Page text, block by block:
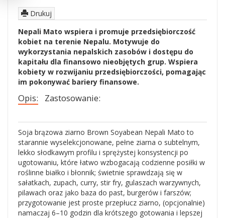
Drukuj
Nepali Mato wspiera i promuje przedsiębiorczość
kobiet na terenie Nepalu. Motywuje do
wykorzystania nepalskich zasobów i dostępu do
kapitału dla finansowo nieobjętych grup. Wspiera
kobiety w rozwijaniu przedsiębiorczości, pomagając
im pokonywać bariery finansowe.
Opis: Zastosowanie:
Soja brązowa ziarno Brown Soyabean Nepali Mato to
starannie wyselekcjonowane, pełne ziarna o subtelnym,
lekko słodkawym profilu i sprężystej konsystencji po
ugotowaniu, które łatwo wzbogacają codzienne posiłki w
roślinne białko i błonnik; świetnie sprawdzają się w
sałatkach, zupach, curry, stir fry, gulaszach warzywnych,
pilawach oraz jako baza do past, burgerów i farszów;
przygotowanie jest proste przepłucz ziarno, (opcjonalnie)
namaczaj 6–10 godzin dla krótszego gotowania i lepszej